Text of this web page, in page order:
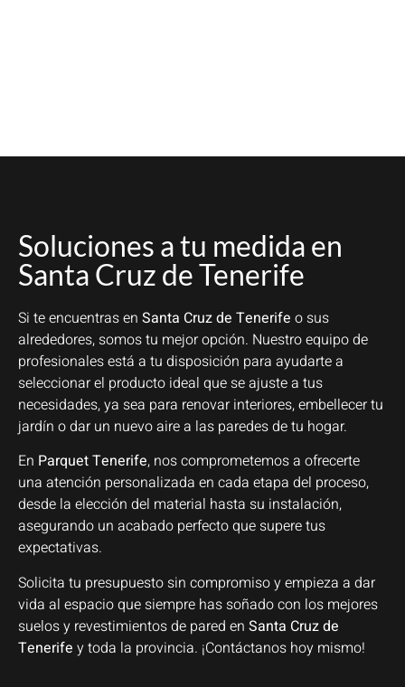
Soluciones a tu medida en
Santa Cruz de Tenerife
Si te encuentras en Santa Cruz de Tenerife o sus
alrededores, somos tu mejor opción. Nuestro equipo de
profesionales está a tu disposición para ayudarte a
seleccionar el producto ideal que se ajuste a tus
necesidades, ya sea para renovar interiores, embellecer tu
jardín o dar un nuevo aire a las paredes de tu hogar.
En Parquet Tenerife, nos comprometemos a ofrecerte
una atención personalizada en cada etapa del proceso,
desde la elección del material hasta su instalación,
asegurando un acabado perfecto que supere tus
expectativas.
Solicita tu presupuesto sin compromiso y empieza a dar
vida al espacio que siempre has soñado con los mejores
suelos y revestimientos de pared en Santa Cruz de
Tenerife y toda la provincia. ¡Contáctanos hoy mismo!